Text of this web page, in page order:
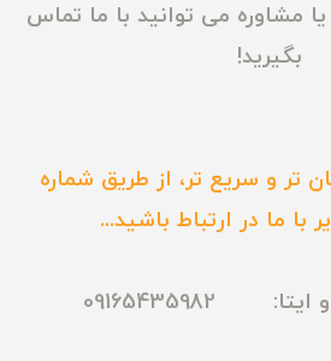
مشاوره می توانید با ما تماس
بگیرید!
تر و سریع تر، از طریق شماره
ما در ارتباط باشید...
09165435982